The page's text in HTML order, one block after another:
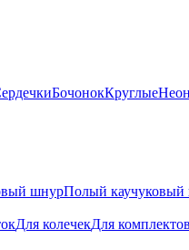
БочонокКруглые
шнурПолый
Для колечекДля